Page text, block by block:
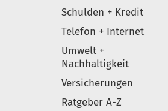
Schulden + Kredit
Telefon + Internet
Umwelt +
Nachhaltigkeit
Versicherungen
Ratgeber A-Z